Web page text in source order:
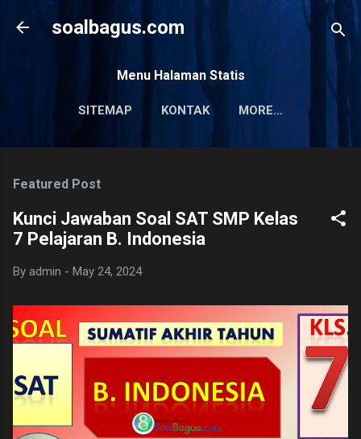
Skip to main content
soalbagus.com
Menu Halaman Statis
SITEMAP KONTAK MORE…
PRIVACY POLICY
Featured Post
Kunci Jawaban Soal SAT SMP Kelas
7 Pelajaran B. Indonesia
By admin - May 24, 2024